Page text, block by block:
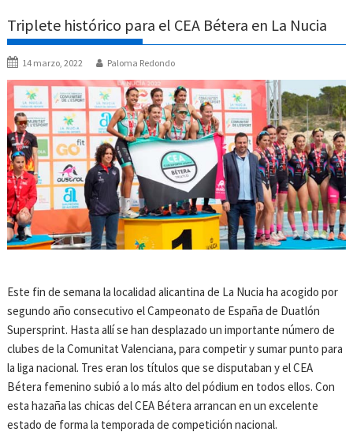
Triplete histórico para el CEA Bétera en La Nucia
14 marzo, 2022 Paloma Redondo
Este fin de semana la localidad alicantina de La Nucia ha acogido por
segundo año consecutivo el Campeonato de España de Duatlón
Supersprint. Hasta allí se han desplazado un importante número de
clubes de la Comunitat Valenciana, para competir y sumar punto para
la liga nacional. Tres eran los títulos que se disputaban y el CEA
Bétera femenino subió a lo más alto del pódium en todos ellos. Con
esta hazaña las chicas del CEA Bétera arrancan en un excelente
estado de forma la temporada de competición nacional.